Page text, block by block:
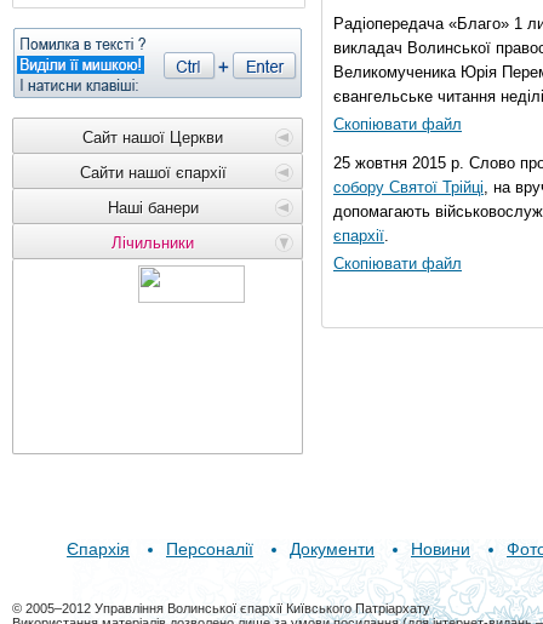
Сайт нашої Церкви
Сайти нашої єпархії
Наші банери
Лічильники
Радіопередача «Благо» 1
викладач Волинської
Великомученика Юрія
євангельське читання
Скопіювати файл
25 жовтня 2015 р. Слово
собору Святої Трійці, на
допомагають
єпархії.
Скопіювати файл
Єпархія Персоналії Документи Новини
© 2005–2012 Управління Волинської єпархії Київського Патріархату